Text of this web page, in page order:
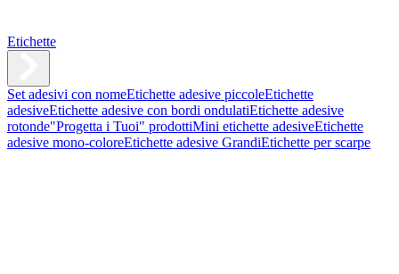
Etichette
Set adesivi con nomeEtichette adesive piccoleEtichette
adesiveEtichette adesive con bordi ondulatiEtichette adesive
rotonde"Progetta i Tuoi" prodottiMini etichette adesiveEtichette
adesive mono-coloreEtichette adesive GrandiEtichette per scarpe